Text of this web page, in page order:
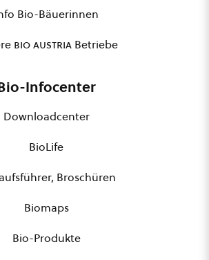
Bio-Bäuerinnen
bio austria Betriebe
Infocenter
Downloadcenter
BioLife
Broschüren
Biomaps
Bio-Produkte